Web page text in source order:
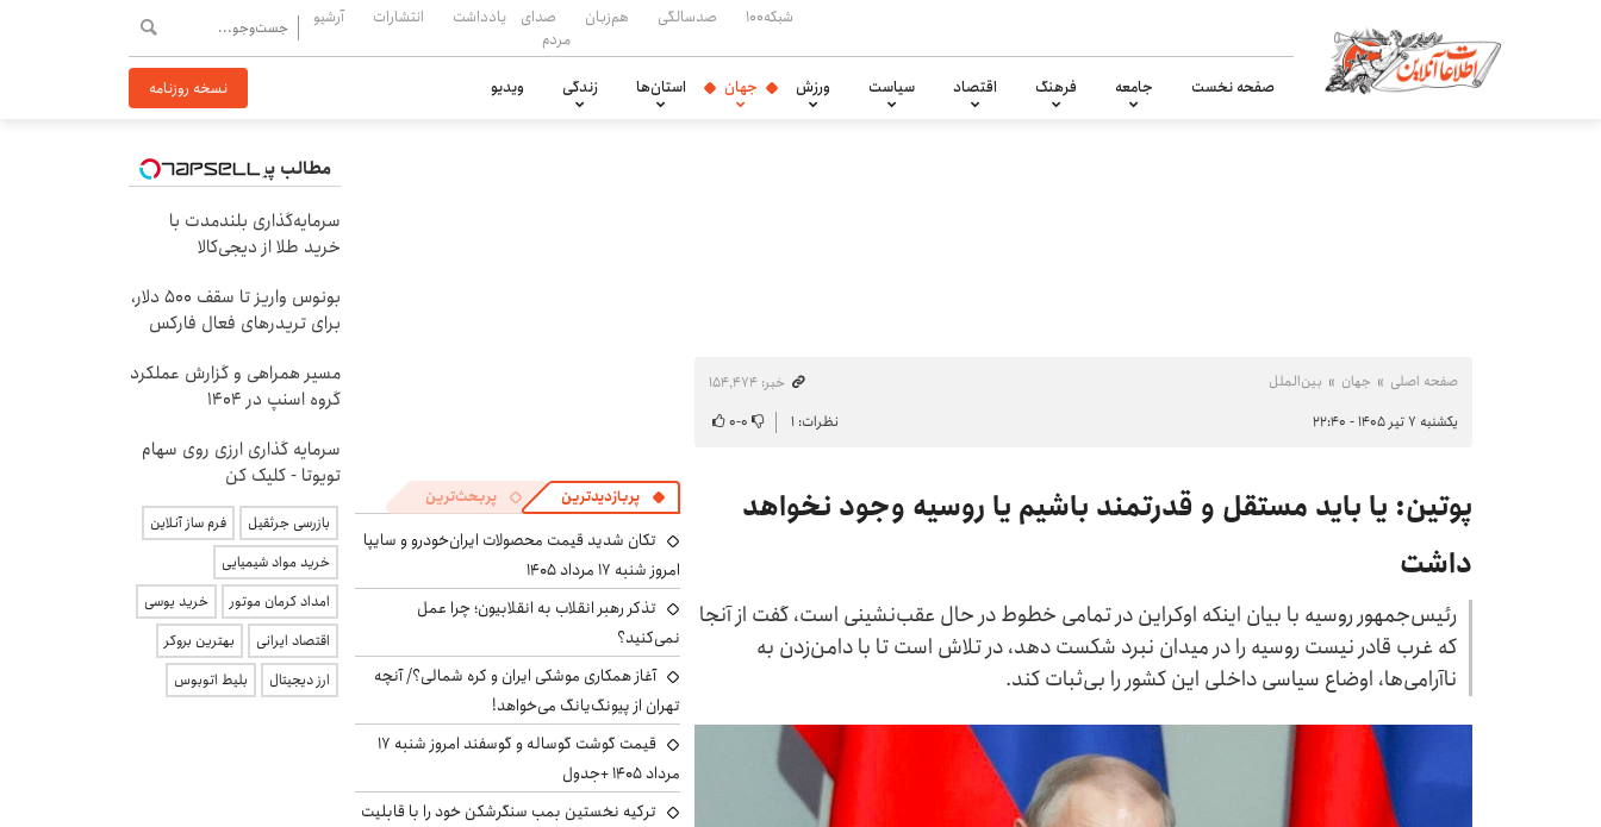
شبکه۱۰۰ صدسالگی هم‌زبان
صدای
مردم
یادداشت انتشارات آرشیو
صفحه نخست جامعه فرهنگ اقتصاد سیاست ورزش جهان استان‌ها زندگی ویدیو نسخه روزنامه
صفحه اصلی جهان بین‌الملل
خبر: ۱۵۴٬۴۷۴
یکشنبه ۷ تیر ۱۴۰۵ - ۲۲:۴۰
نظرات: ۱ ۰-۰
پوتین: یا باید مستقل و قدرتمند باشیم یا روسیه وجود نخواهد
داشت
رئیس‌جمهور روسیه با بیان اینکه اوکراین در تمامی خطوط در حال عقب‌نشینی است، گفت از آنجا
که غرب قادر نیست روسیه را در میدان نبرد شکست دهد، در تلاش است تا با دامن‌زدن به
ناآرامی‌ها، اوضاع سیاسی داخلی این کشور را بی‌ثبات کند.
پربازدیدترین پربحث‌ترین
تکان شدید قیمت محصولات ایران‌خودرو و سایپا
امروز شنبه ۱۷ مرداد ۱۴۰۵
تذکر رهبر انقلاب به انقلابیون؛ چرا عمل
نمی‌کنید؟
آغاز همکاری موشکی ایران و کره شمالی؟/ آنچه
تهران از پیونگ‌یانگ می‌خواهد!
قیمت گوشت گوساله و گوسفند امروز شنبه ۱۷
مرداد ۱۴۰۵ +جدول
ترکیه نخستین بمب سنگرشکن خود را با قابلیت
مطالب پیشنهادی
سرمایه‌گذاری بلندمدت با
خرید طلا از دیجی‌کالا
بونوس واریز تا سقف 500 دلار،
برای تریدرهای فعال فارکس
مسیر همراهی و گزارش عملکرد
گروه اسنپ در ۱۴۰۴
سرمایه گذاری ارزی روی سهام
تویوتا - کلیک کن
بازرسی جرثقیل
فرم ساز آنلاین
خرید مواد شیمیایی
امداد کرمان موتور
خرید یوسی
اقتصاد ایرانی
بهترین بروکر
ارز دیجیتال
بلیط اتوبوس